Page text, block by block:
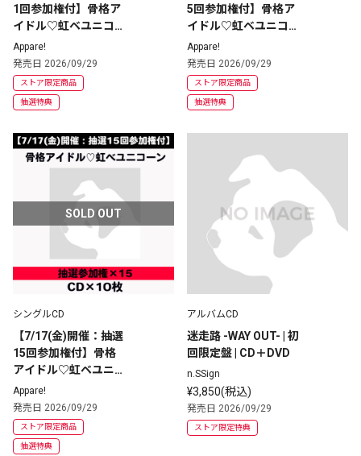
1回参加権付】骨格ア
イドル♡虹ベユニコー
ン | CD(シングル)×1枚
Appare!
発売日 2026/09/29
ストア限定商品
抽選特典
5回参加権付】骨格ア
イドル♡虹ベユニコー
ン | CD(シングル)×4枚
Appare!
発売日 2026/09/29
ストア限定商品
抽選特典
SOLD OUT
シングルCD
【7/17(金)開催：抽選
15回参加権付】骨格
アイドル♡虹ベユニコ
ーン | CD(シングル)×1
0枚
Appare!
発売日 2026/09/29
ストア限定商品
抽選特典
アルバムCD
迷走路 -WAY OUT- | 初
回限定盤 | CD＋DVD
n.SSign
¥3,850(税込)
発売日 2026/09/29
ストア限定特典